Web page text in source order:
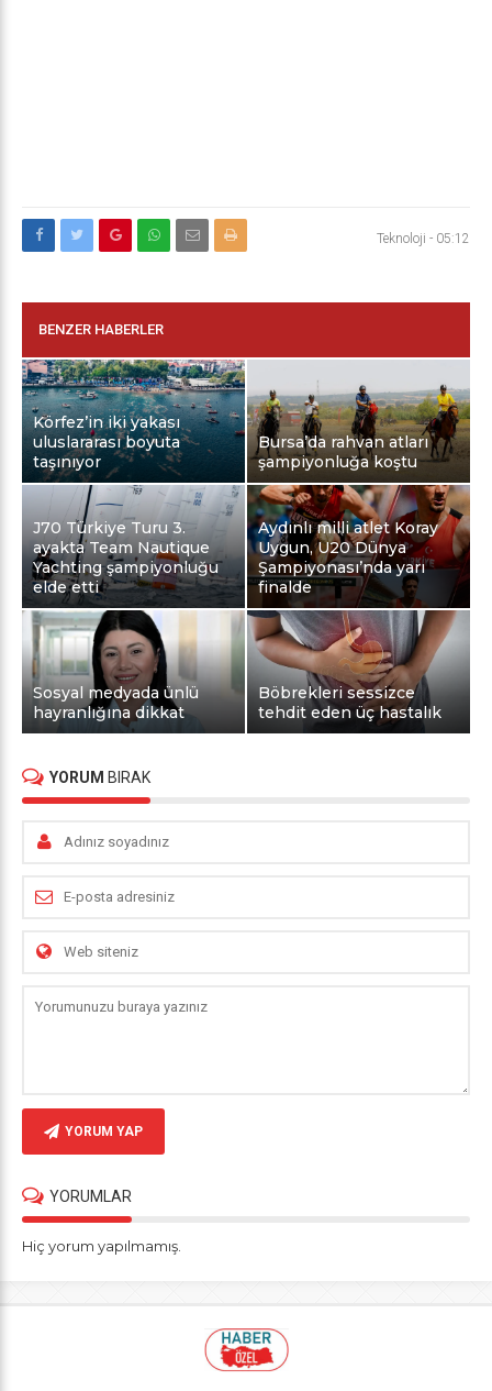
Teknoloji - 05:12
BENZER HABERLER
Körfez’in iki yakası
uluslararası boyuta
taşınıyor
Bursa’da rahvan atları
şampiyonluğa koştu
J70 Türkiye Turu 3.
ayakta Team Nautique
Yachting şampiyonluğu
elde etti
Aydınlı milli atlet Koray
Uygun, U20 Dünya
Şampiyonası’nda yarı
finalde
Sosyal medyada ünlü
hayranlığına dikkat
Böbrekleri sessizce
tehdit eden üç hastalık
YORUM BIRAK
YORUM YAP
YORUMLAR
Hiç yorum yapılmamış.